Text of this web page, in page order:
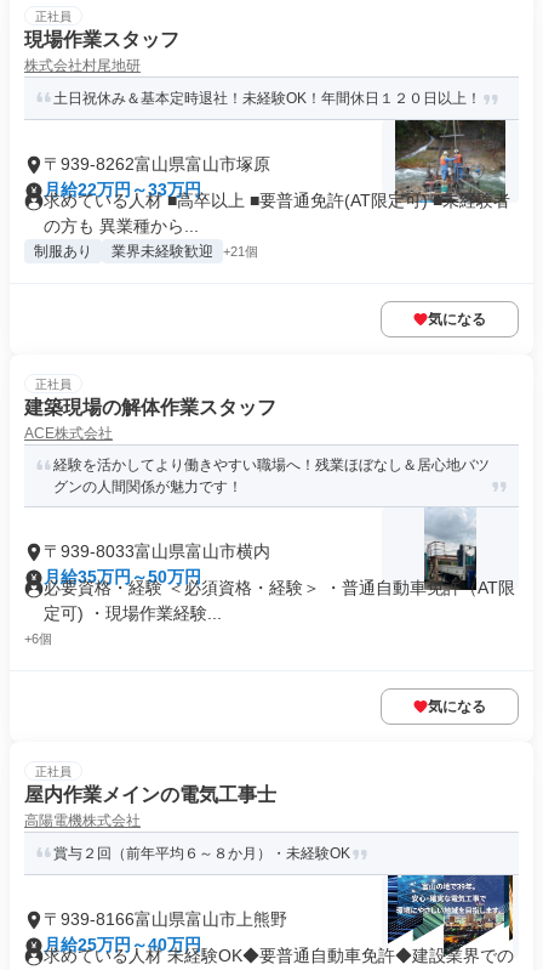
正社員
現場作業スタッフ
株式会社村尾地研
土日祝休み＆基本定時退社！未経験OK！年間休日１２０日以上！
〒939-8262富山県富山市塚原
月給22万円～33万円
求めている人材 ■高卒以上 ■要普通免許(AT限定可) ■未経験者
の方も 異業種から...
制服あり 業界未経験歓迎 +21個
気になる
正社員
建築現場の解体作業スタッフ
ACE株式会社
経験を活かしてより働きやすい職場へ！残業ほぼなし＆居心地バツ
グンの人間関係が魅力です！
〒939-8033富山県富山市横内
月給35万円～50万円
必要資格・経験 ＜必須資格・経験＞ ・普通自動車免許（AT限
定可) ・現場作業経験...
+6個
気になる
正社員
屋内作業メインの電気工事士
高陽電機株式会社
賞与２回（前年平均６～８か月）・未経験OK
〒939-8166富山県富山市上熊野
月給25万円～40万円
求めている人材 未経験OK◆要普通自動車免許◆建設業界での